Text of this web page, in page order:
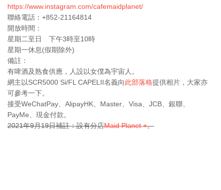
https://www.instagram.com/cafemaidplanet/
聯絡電話：+852-21164814
開放時間：
星期二至日 下午3時至10時
星期一休息(假期除外)
備註：
有啤酒及熟食供應，人設以女僕為宇宙人。
網主以SCR5000 Si/FL CAPELII名義向此部落格提供相片，大家亦
可參考一下。
接受WeChatPay、AlipayHK、Master、Visa、JCB、銀聯、
PayMe、現金付款。
2021年9月19日補註：設有分店Maid Planet +。